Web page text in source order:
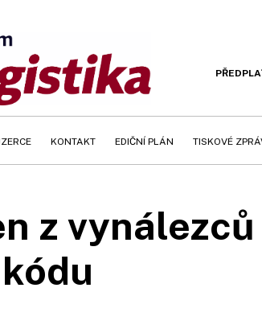
KONTAKT EDIČNÍ PLÁN TISKOVÉ
z
kódu